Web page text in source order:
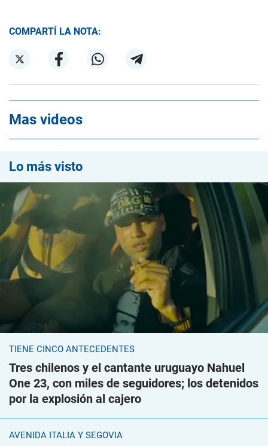
COMPARTÍ LA NOTA:
Mas videos
Lo más visto
TIENE CINCO ANTECEDENTES
Tres chilenos y el cantante uruguayo Nahuel
One 23, con miles de seguidores; los detenidos
por la explosión al cajero
AVENIDA ITALIA Y SEGOVIA